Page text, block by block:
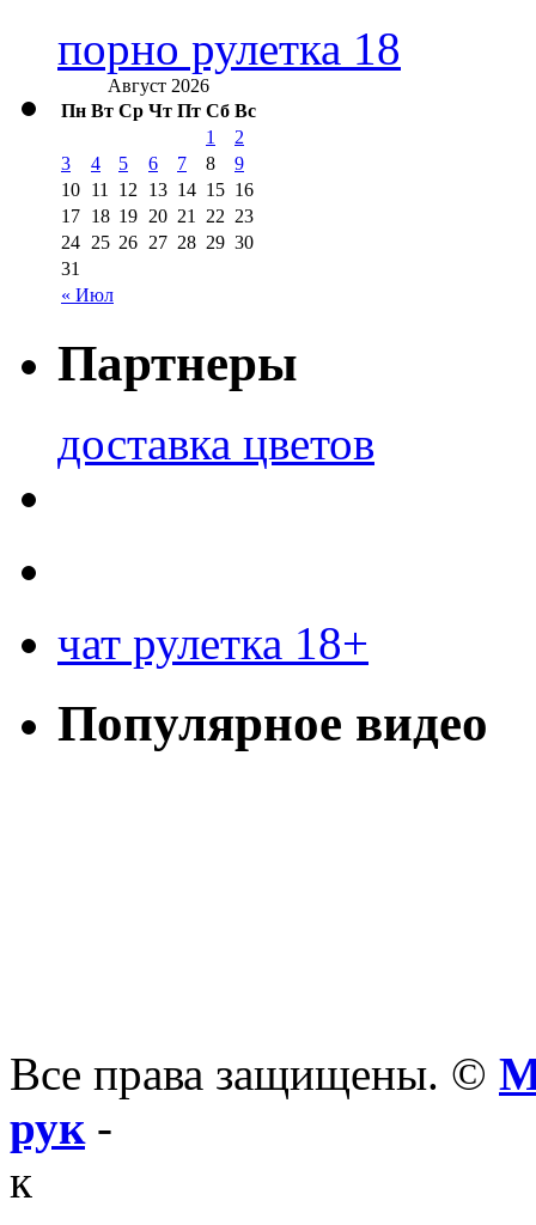
порно рулетка 18
Август 2026
Пн Вт Ср Чт Пт Сб Вс
« Июл
1
2
3
4 5 6 7 8
9
10 11 12 13 14 15 16
17 18 19 20 21 22 23
24 25 26 27 28 29 30
31
Партнеры
доставка цветов
чат рулетка 18+
Популярное видео
Все права защищены. ©
рук-
к